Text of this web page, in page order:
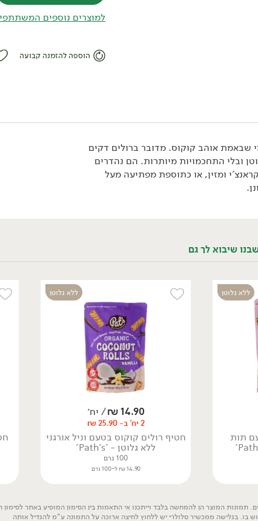
למוצרים נוספים
הוספה להזמנה קבועה
שבאמת אוהב קוקוס. מדובר ברולים דקים
ובלי התחכמויות מיותרות. הם נהדרים
ומזין, או כתוספת מפתיעה מעל
שיבוא לך גם
ללא גלוטן
תות
ללא גלוטן
14.90
₪/ יח׳
2 יח' ב- 25.90 ₪
חטיף רולים קוקוס בטעם וניל אורגני
ללא גלוטן - 'Path's'
100 גרם
14.90 ₪ ל-100 גרם
תמונות המוצר הן להמחשה בלבד וייתכנו אי התאמות בין הסימון המופיע באתר
בו. בגלישה ממכשיר סלולרי יש ללחוץ לחיצה ארוכה על התמונה ע"מ להגדיל אותה
סופר פוד ותוספי
תזונה
עציצי תבלין ונוי